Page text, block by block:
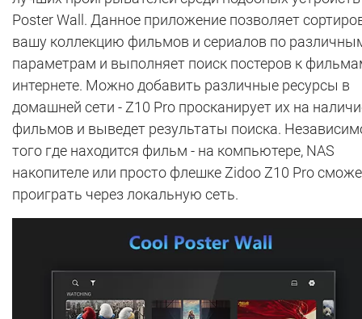
Poster Wall. Данное приложение позволяет
вашу коллекцию фильмов и сериалов по
параметрам и выполняет поиск постеров к
интернете. Можно добавить различные ресурсы в
домашней сети - Z10 Pro просканирует их на
фильмов и выведет результаты поиска.
того где находится фильм - на компьютере, NAS
накопителе или просто флешке Zidoo Z10 Pro
проиграть через локальную сеть.